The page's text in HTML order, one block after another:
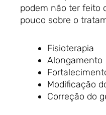
podem não ter feito
pouco sobre o
Fisioterapia
Alongamento
Modificação
Correção do